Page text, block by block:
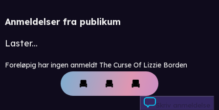
Anmeldelser fra publikum
Laster...
Foreløpig har ingen anmeldt The Curse Of Lizzie Borden
Skriv anmeldelse